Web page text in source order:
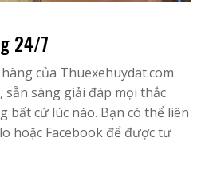
24/7
của Thuexehuydat.com
sẵn sàng giải đáp mọi thắc
bất cứ lúc nào. Bạn có thể liên
hoặc Facebook để được tư